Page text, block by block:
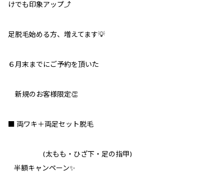
けでも印象アップ⤴️
足脱毛始める方、増えてます💡
６月末までにご予約を頂いた
新規のお客様限定👏
■ 両ワキ＋両足セット脱毛
(太もも・ひざ下・足の指甲)
半額キャンペーン✨